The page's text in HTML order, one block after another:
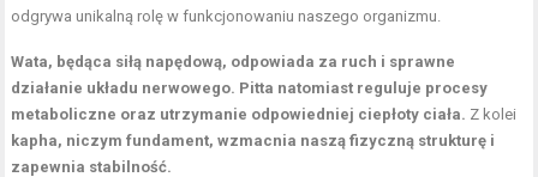
odgrywa unikalną rolę w funkcjonowaniu naszego organizmu.
Wata, będąca siłą napędową, odpowiada za ruch i sprawne
działanie układu nerwowego. Pitta natomiast reguluje procesy
metaboliczne oraz utrzymanie odpowiedniej ciepłoty ciała. Z kolei
kapha, niczym fundament, wzmacnia naszą fizyczną strukturę i
zapewnia stabilność.